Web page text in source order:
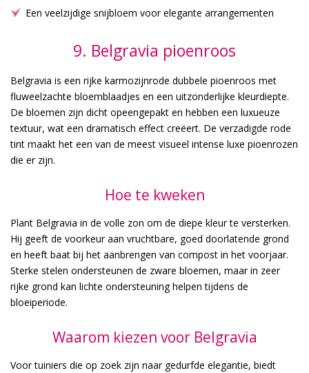
Een veelzijdige snijbloem voor elegante arrangementen
9. Belgravia pioenroos
Belgravia is een rijke karmozijnrode dubbele pioenroos met
fluweelzachte bloemblaadjes en een uitzonderlijke kleurdiepte.
De bloemen zijn dicht opeengepakt en hebben een luxueuze
textuur, wat een dramatisch effect creëert. De verzadigde rode
tint maakt het een van de meest visueel intense luxe pioenrozen
die er zijn.
Hoe te kweken
Plant Belgravia in de volle zon om de diepe kleur te versterken.
Hij geeft de voorkeur aan vruchtbare, goed doorlatende grond
en heeft baat bij het aanbrengen van compost in het voorjaar.
Sterke stelen ondersteunen de zware bloemen, maar in zeer
rijke grond kan lichte ondersteuning helpen tijdens de
bloeiperiode.
Waarom kiezen voor Belgravia
Voor tuiniers die op zoek zijn naar gedurfde elegantie, biedt